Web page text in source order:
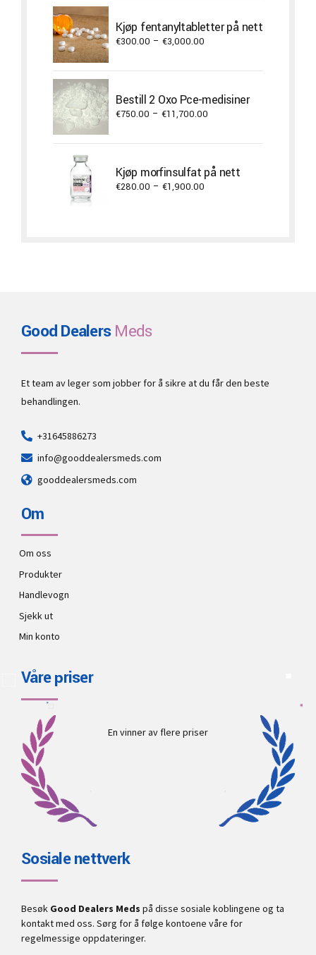
Kjøp fentanyltabletter på nett
€300.00 – €3,000.00
€3,000.00
Bestill 2 Oxo Pce-medisiner
€750.00 – €11,700.00
€11,700.00
Kjøp morfinsulfat på nett
€280.00 – €1,900.00
Good DealersMeds
Et team av leger som jobber for å sikre at du får den beste
behandlingen.
+31645886273
info@gooddealersmeds.com
gooddealersmeds.com
Om
Om oss
Produkter
Handlevogn
Sjekk ut
Min konto
Våre priser
En vinner av flere priser
Sosiale nettverk
Besøk Good Dealers Meds på disse sosiale koblingene og ta
kontakt med oss. Sørg for å følge kontoene våre for
regelmessige oppdateringer.